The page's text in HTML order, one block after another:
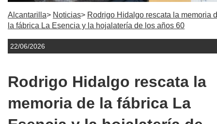
Alcantarilla Noticias
Rodrigo Hidalgo rescata la memoria
la fábrica La Esencia y la hojalatería de los años 60
22/06/2026
Rodrigo Hidalgo rescata la
memoria de la fábrica La